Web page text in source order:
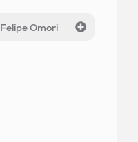
Felipe Omori